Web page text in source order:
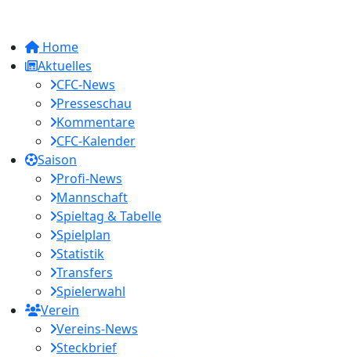
Home
Aktuelles
CFC-News
Presseschau
Kommentare
CFC-Kalender
Saison
Profi-News
Mannschaft
Spieltag & Tabelle
Spielplan
Statistik
Transfers
Spielerwahl
Verein
Vereins-News
Steckbrief